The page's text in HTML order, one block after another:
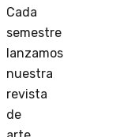
Cada
semestre
lanzamos
nuestra
revista
de